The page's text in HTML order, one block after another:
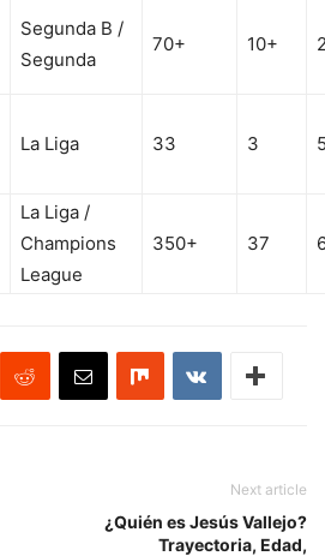
Segunda B /
Segunda
70+ 10+
La Liga 33 3
La Liga /
Champions
League
350+ 37
Next article
¿Quién es Jesús Vallejo?
Trayectoria, Edad,